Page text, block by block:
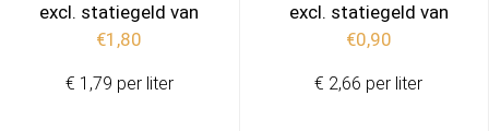
excl. statiegeld van
€1,80
€ 1,79 per liter
excl. statiegeld van
€0,90
€ 2,66 per liter